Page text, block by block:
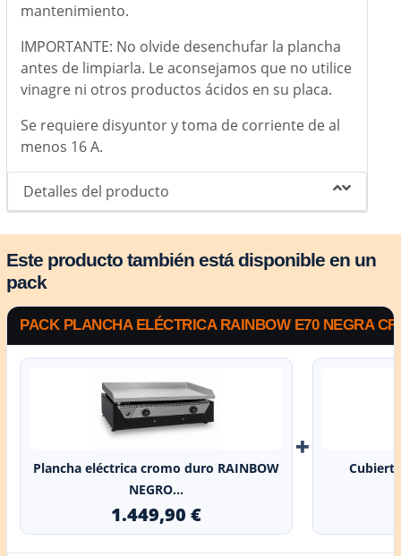
mantenimiento.
IMPORTANTE: No olvide desenchufar la plancha
antes de limpiarla. Le aconsejamos que no utilice
vinagre ni otros productos ácidos en su placa.
Se requiere disyuntor y toma de corriente de al
menos 16 A.
Detalles del producto
Este producto también está disponible en un
pack
PACK PLANCHA ELÉCTRICA RAINBOW E70 NEGRA
Plancha eléctrica cromo duro RAINBOW
NEGRO...
1.449,90 €
+